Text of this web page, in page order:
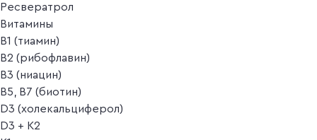
Ресвератрол
Витамины
B1 (тиамин)
B2 (рибофлавин)
B3 (ниацин)
B5, B7 (биотин)
D3 (холекальциферол)
D3 + K2